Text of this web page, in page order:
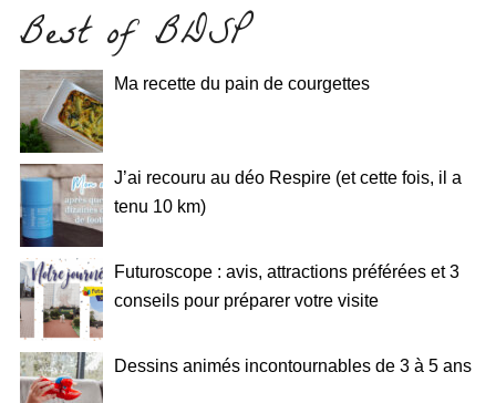
Best of BDSP
Ma recette du pain de courgettes
J’ai recouru au déo Respire (et cette fois, il a
tenu 10 km)
Futuroscope : avis, attractions préférées et 3
conseils pour préparer votre visite
Dessins animés incontournables de 3 à 5 ans